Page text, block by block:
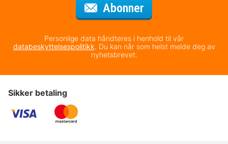
Abonner
Personlige data håndteres i henhold til vår
databeskyttelsespolitikk. Du kan når som helst melde deg av
nyhetsbrevet.
Sikker betaling